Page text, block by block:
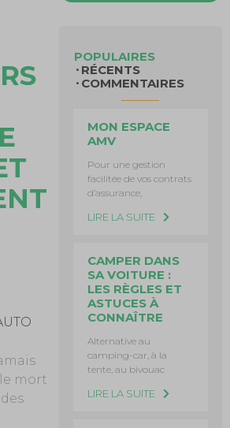
mort
POPULAIRES
RÉCENTS
COMMENTAIRES
MON ESPACE
AMV
Pour une gestion
facilitée de vos contrats
d’assurance,
LIRE LA SUITE
CAMPER DANS
SA VOITURE :
LES RÈGLES ET
ASTUCES À
CONNAÎTRE
Alternative au
camping-car, à la
tente, au bivouac
LIRE LA SUITE